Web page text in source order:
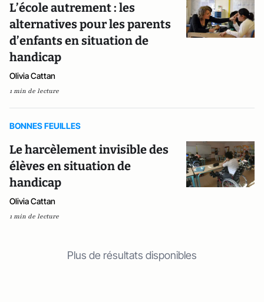
L’école autrement : les
alternatives pour les parents
d’enfants en situation de
handicap
Olivia Cattan
1 min de lecture
BONNES FEUILLES
Le harcèlement invisible des
élèves en situation de
handicap
Olivia Cattan
1 min de lecture
Plus de résultats disponibles